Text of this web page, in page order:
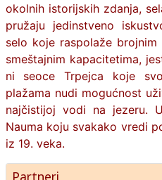
okolnih istorijskih zdanja,
pružaju jedinstveno
selo koje raspolaže
smeštajnim kapacitetima,
ni seoce Trpejca koje
plažama nudi mogućnost
najčistijoj vodi na jezeru.
Nauma koju svakako vredi
iz 19. veka.